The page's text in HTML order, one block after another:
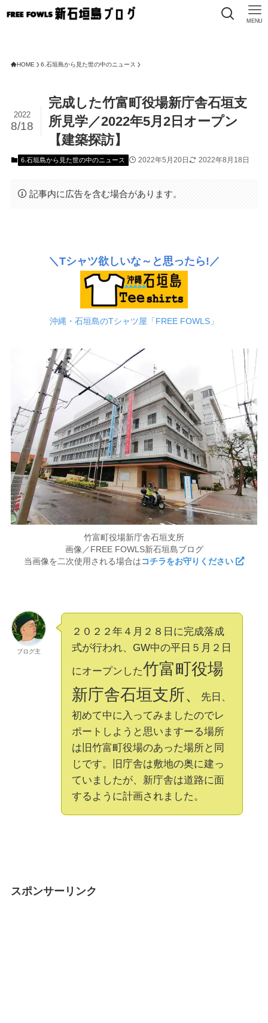
MENU
HOME 6.石垣島から見た世の中のニュース
完成した竹富町役場新庁舎石垣支
所見学／2022年5月2日オープン
【建築探訪】
2022
8/18
6.石垣島から見た世の中のニュース 2022年5月20日 2022年8月18日
記事内に広告を含む場合があります。
＼Tシャツ欲しいな～と思ったら!／
沖縄・石垣島のTシャツ屋「FREE FOWLS」
竹富町役場新庁舎石垣支所
画像／FREE FOWLS新石垣島ブログ
当画像を二次使用される場合はコチラをお守りください
ブログ主
２０２２年４月２８日に完成落成
式が行われ、GW中の平日５月２日
にオープンした竹富町役場
新庁舎石垣支所、
先日、
初めて中に入ってみましたのでレ
ポートしようと思いますーる場所
は旧竹富町役場のあった場所と同
じです。旧庁舎は敷地の奥に建っ
ていましたが、新庁舎は道路に面
するように計画されました。
スポンサーリンク